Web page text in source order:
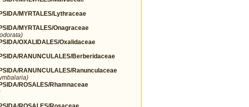
MYRTALES/Lythraceae
MYRTALES/Onagraceae
OXALIDALES/Oxalidaceae
RANUNCULALES/Berberidaceae
RANUNCULALES/Ranunculaceae
ROSALES/Rhamnaceae